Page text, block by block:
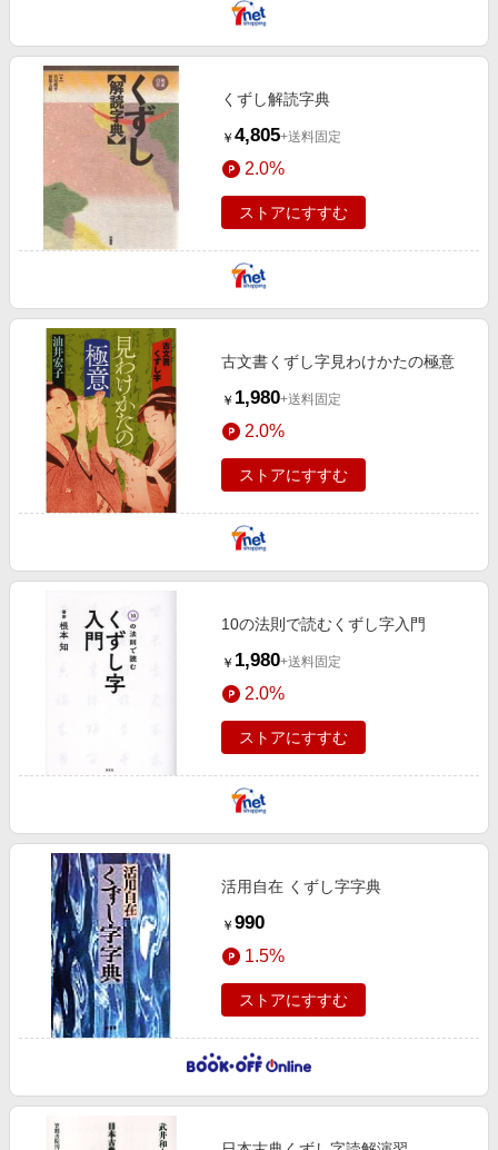
くずし解読字典
￥ 4,805+送料固定
2.0%
ストアにすすむ
古文書くずし字見わけかたの極意
￥ 1,980+送料固定
2.0%
ストアにすすむ
10の法則で読むくずし字入門
￥ 1,980+送料固定
2.0%
ストアにすすむ
活用自在 くずし字字典
￥ 990
1.5%
ストアにすすむ